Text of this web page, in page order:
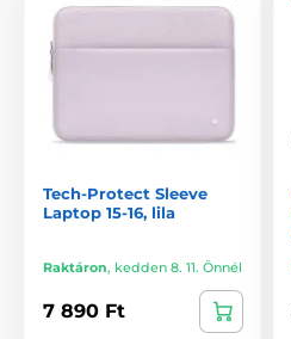
Tech-Protect Sleeve
Laptop 15-16, lila
Raktáron, kedden 8. 11. Önnél
7 890 Ft